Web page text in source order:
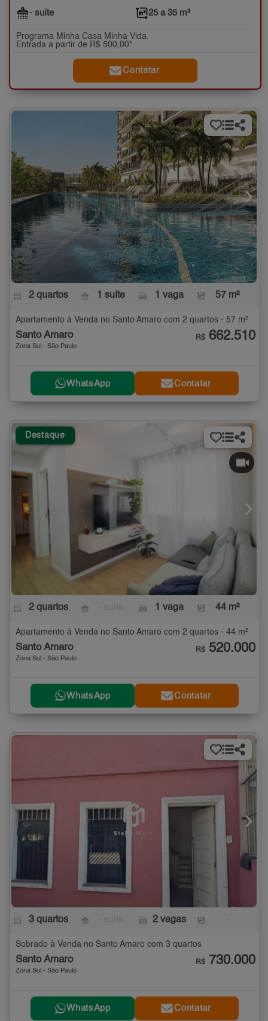
- suíte 25 a 35 m²
Programa Minha Casa Minha Vida.
Entrada a partir de R$ 500,00*
Contatar
2 quartos 1 suíte 1 vaga 57 m²
Apartamento à Venda no Santo Amaro com 2 quartos - 57 m²
Santo Amaro
Zona Sul - São Paulo
R$ 662.510
WhatsApp Contatar
Destaque
2 quartos 1 vaga 44 m²
Apartamento à Venda no Santo Amaro com 2 quartos - 44 m²
Santo Amaro
Zona Sul - São Paulo
R$ 520.000
WhatsApp Contatar
3 quartos 2 vagas
Sobrado à Venda no Santo Amaro com 3 quartos
Santo Amaro
Zona Sul - São Paulo
R$ 730.000
WhatsApp Contatar